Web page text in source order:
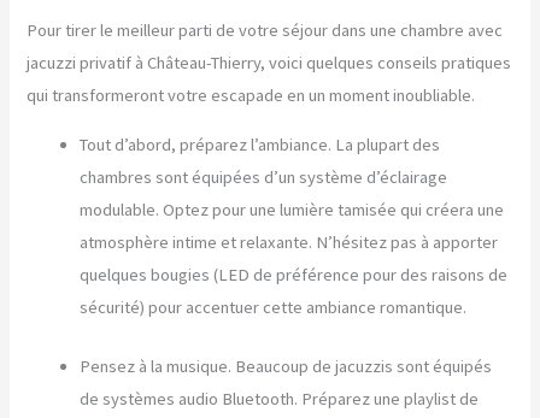
Pour tirer le meilleur parti de votre séjour dans une chambre avec
jacuzzi privatif à Château-Thierry, voici quelques conseils pratiques
qui transformeront votre escapade en un moment inoubliable.
Tout d’abord, préparez l’ambiance. La plupart des
chambres sont équipées d’un système d’éclairage
modulable. Optez pour une lumière tamisée qui créera une
atmosphère intime et relaxante. N’hésitez pas à apporter
quelques bougies (LED de préférence pour des raisons de
sécurité) pour accentuer cette ambiance romantique.
Pensez à la musique. Beaucoup de jacuzzis sont équipés
de systèmes audio Bluetooth. Préparez une playlist de